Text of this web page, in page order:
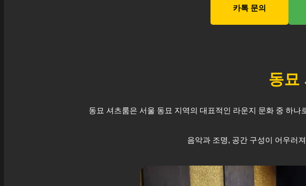
카톡 문의
동묘
동묘 셔츠룸은 서울 동묘 지역의 대표적인 라운지 문화 중 하나
음악과 조명, 공간 구성이 어우러